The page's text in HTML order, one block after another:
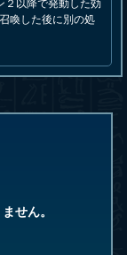
２以降で発動した効
喚した後に別の処
せん。